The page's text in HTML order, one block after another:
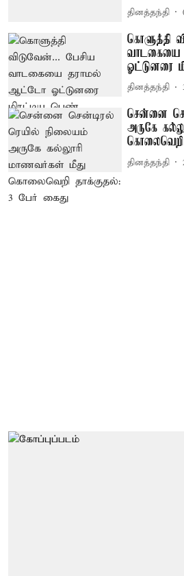
தினத்தந்தி
கொளுத்தி
ஓட்டுனரை
தினத்தந்தி
சென்னை
அருகே
கொலைவெறி
தினத்தந்தி